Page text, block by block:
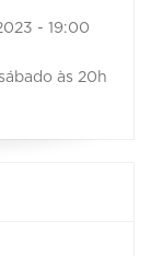
- 19:00
às 20h